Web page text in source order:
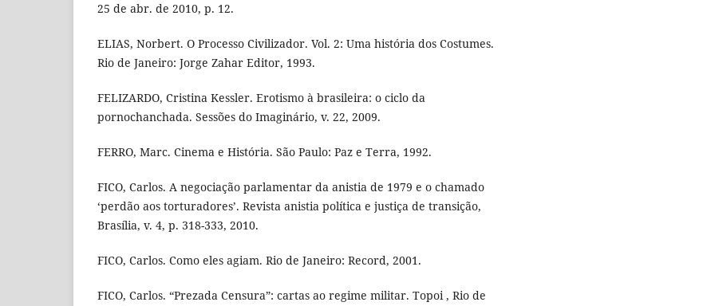
25 de abr. de 2010, p. 12.
ELIAS, Norbert. O Processo Civilizador. Vol. 2: Uma história dos Costumes.
Rio de Janeiro: Jorge Zahar Editor, 1993.
FELIZARDO, Cristina Kessler. Erotismo à brasileira: o ciclo da
pornochanchada. Sessões do Imaginário, v. 22, 2009.
FERRO, Marc. Cinema e História. São Paulo: Paz e Terra, 1992.
FICO, Carlos. A negociação parlamentar da anistia de 1979 e o chamado
‘perdão aos torturadores’. Revista anistia política e justiça de transição,
Brasília, v. 4, p. 318-333, 2010.
FICO, Carlos. Como eles agiam. Rio de Janeiro: Record, 2001.
FICO, Carlos. “Prezada Censura”: cartas ao regime militar. Topoi , Rio de